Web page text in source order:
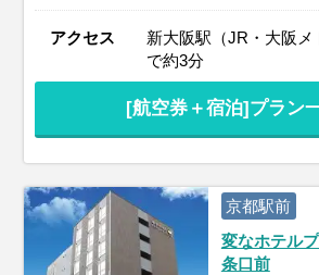
アクセス
新大阪駅（JR・大阪
で約3分
[航空券＋宿泊]プラン
京都駅前
変なホテル
条口前